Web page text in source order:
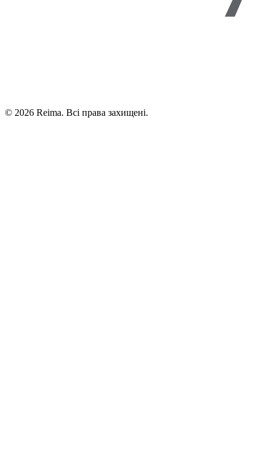
© 2026 Reima. Всі права захищені.